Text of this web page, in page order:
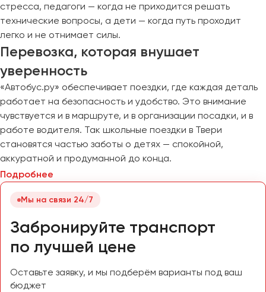
стресса, педагоги — когда не приходится решать
технические вопросы, а дети — когда путь проходит
легко и не отнимает силы.
Перевозка, которая внушает
уверенность
«Автобус.ру» обеспечивает поездки, где каждая деталь
работает на безопасность и удобство. Это внимание
чувствуется и в маршруте, и в организации посадки, и в
работе водителя. Так школьные поездки в Твери
становятся частью заботы о детях — спокойной,
аккуратной и продуманной до конца.
Подробнее
Мы на связи 24/7
Забронируйте транспорт
по лучшей цене
Оставьте заявку, и мы подберём варианты под ваш
бюджет